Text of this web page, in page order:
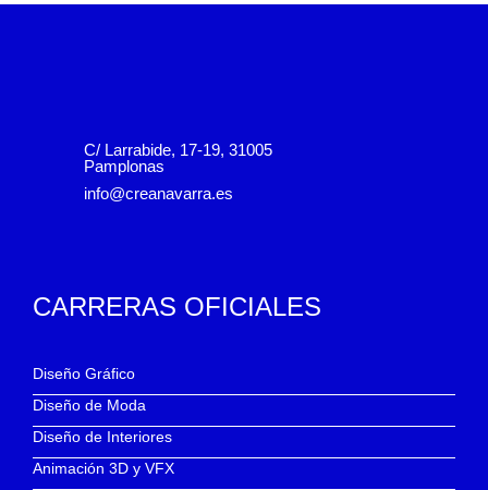
C/ Larrabide, 17-19, 31005
Pamplonas
info@creanavarra.es
CARRERAS OFICIALES
Diseño Gráfico
Diseño de Moda
Diseño de Interiores
Animación 3D y VFX